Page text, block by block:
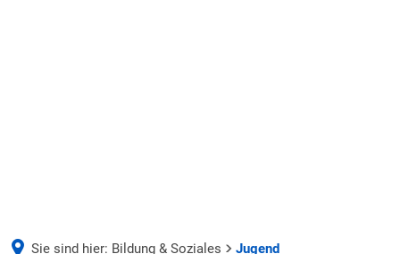
Sie sind hier: Bildung & Soziales Jugend